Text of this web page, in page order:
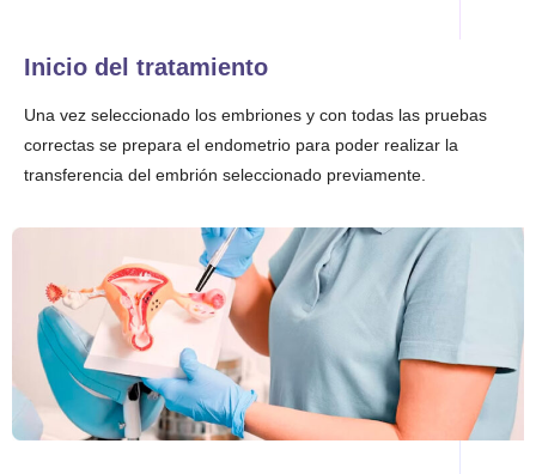
Inicio del tratamiento
Una vez seleccionado los embriones y con todas las pruebas
correctas se prepara el endometrio para poder realizar la
transferencia del embrión seleccionado previamente.